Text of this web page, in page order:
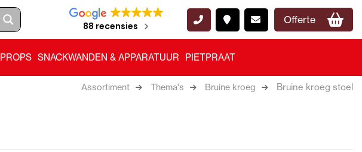
88 recensies
Offerte
PROPS SNACKWANDEN & APPARATUUR PIETPRAAT
Assortiment Thema's Bruine kroeg Bruine kroeg stoel